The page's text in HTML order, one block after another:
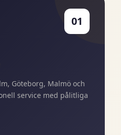
01
Göteborg, Malmö och
service med pålitliga